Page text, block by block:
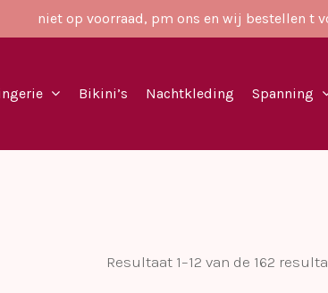
niet op voorraad, pm ons en wij bestellen t
Bikini’s Nachtkleding Spanning
Resultaat 1–12 van de 162